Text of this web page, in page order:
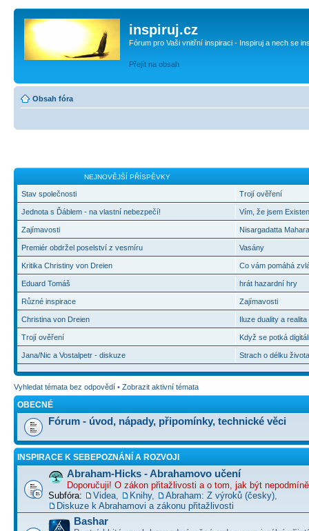
inspiruj.cz
Fórum pro Vaši vnitřní inspiraci - Inspiruj a nech se
Přejít na obsah
Obsah fóra
NEJNOVĚJŠÍ PŘÍSPĚVKY
Stav společnosti
Jednota s Ďáblem - na vlastní nebezpečí!
Zajímavosti
Premiér obdržel poselství z vesmíru
Kritika Christiny von Dreien
Eduard Tomáš
Různé inspirace
Christina von Dreien
Trojí ověření
Jana/Nic a Vostalpetr - diskuze
Trojí ověření
Vím, že jsem
Nisargadatta
Vasány
Co vám pomáhá
hrát hazardní hry
Zajímavosti
Iluze duality a
Když se potká
Strach o délku
Vyhledat témata bez odpovědí • Zobrazit aktivní témata
OBECNÉ
Fórum - úvod, nápady, připomínky, technické věci
INSPIRACE K SEBEPOZNÁNÍ A ROZVOJI
Abraham-Hicks - Abrahamovo učení
Doporučuji! O zákon přitažlivosti a o tom, jak být
Subfóra:
Videa Knihy, Abraham: Z výroků (česky)
Diskuze k Abrahamovi a zákonu přitažlivosti
Bashar